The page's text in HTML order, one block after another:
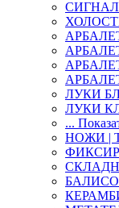
ЛУКИ
ЛУКИ
...
НОЖИ |